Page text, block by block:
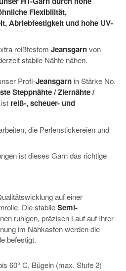
Flexibilität,
Abriebfestigkeit und hohe UV-
reißfestem Jeansgarnvon
stabile Nähte nähen.
Profi-Jeansgarn in Stärke No.
Steppnähte / Ziernähte /
reiß-, scheuer- und
die Perlenstickereien und
ist dieses Garn das richtige
auf einer
Die stabileSemi-
ruhigen, präzisen Lauf auf Ihrer
im Nähkasten werden die
befestigt.
60° C, Bügeln (max. Stufe 2)